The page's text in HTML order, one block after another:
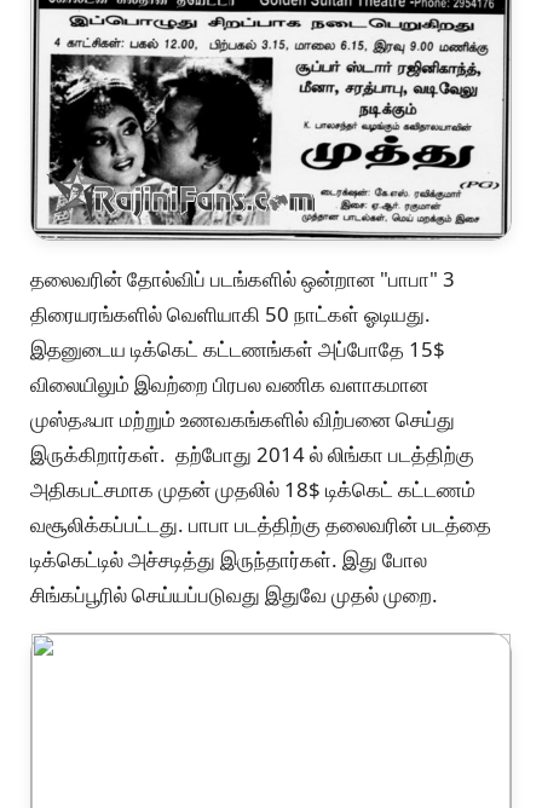
தலைவரின் தோல்விப் படங்களில் ஒன்றான "பாபா" 3
திரையரங்களில் வெளியாகி 50 நாட்கள் ஓடியது.
இதனுடைய டிக்கெட் கட்டணங்கள் அப்போதே 15$
விலையிலும் இவற்றை பிரபல வணிக வளாகமான
முஸ்தஃபா மற்றும் உணவகங்களில் விற்பனை செய்து
இருக்கிறார்கள். தற்போது 2014 ல் லிங்கா படத்திற்கு
அதிகபட்சமாக முதன் முதலில் 18$ டிக்கெட் கட்டணம்
வசூலிக்கப்பட்டது. பாபா படத்திற்கு தலைவரின் படத்தை
டிக்கெட்டில் அச்சடித்து இருந்தார்கள். இது போல
சிங்கப்பூரில் செய்யப்படுவது இதுவே முதல் முறை.